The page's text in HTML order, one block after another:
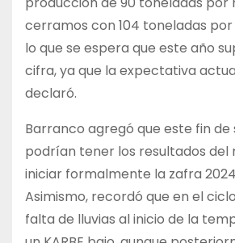
cerramos con 104 toneladas
lo que se espera que este año
cifra, ya que la expectativa
declaró.
Barranco agregó que este fin de
podrían tener los resultados del
iniciar formalmente la zafra
Asimismo, recordó que en el
falta de lluvias al inicio de la